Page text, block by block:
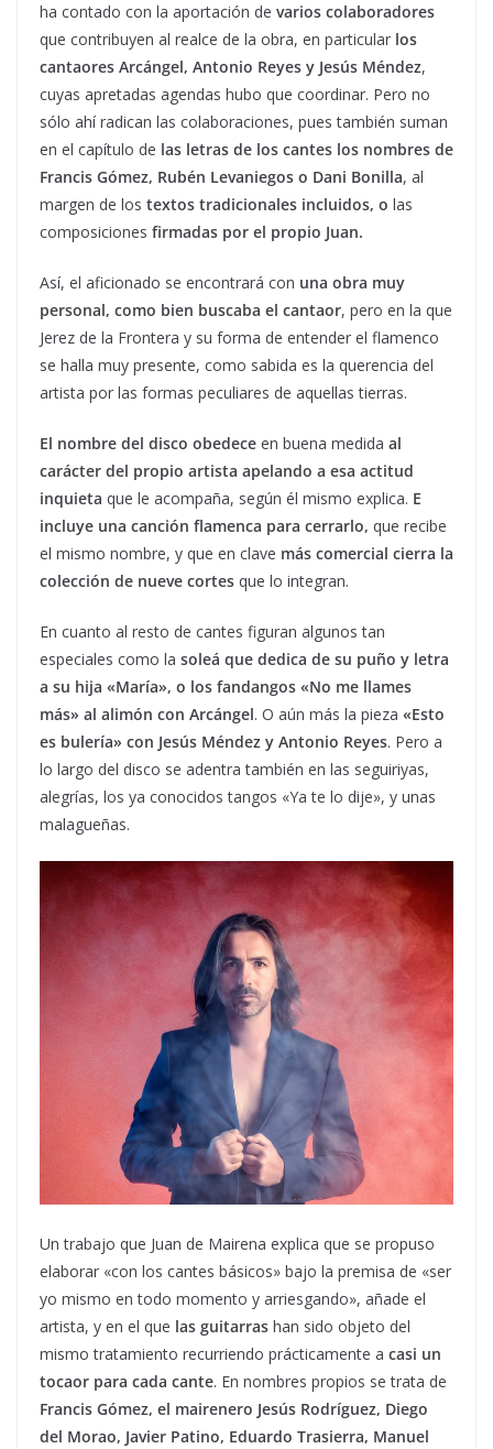
ha contado con la aportación de varios colaboradores
que contribuyen al realce de la obra, en particular los
cantaores Arcángel, Antonio Reyes y Jesús Méndez,
cuyas apretadas agendas hubo que coordinar. Pero no
sólo ahí radican las colaboraciones, pues también suman
en el capítulo de las letras de los cantes los nombres de
Francis Gómez, Rubén Levaniegos o Dani Bonilla, al
margen de los textos tradicionales incluidos, o las
composiciones firmadas por el propio Juan.
Así, el aficionado se encontrará con una obra muy
personal, como bien buscaba el cantaor, pero en la que
Jerez de la Frontera y su forma de entender el flamenco
se halla muy presente, como sabida es la querencia del
artista por las formas peculiares de aquellas tierras.
El nombre del disco obedece en buena medida al
carácter del propio artista apelando a esa actitud
inquieta que le acompaña, según él mismo explica. E
incluye una canción flamenca para cerrarlo, que recibe
el mismo nombre, y que en clave más comercial cierra la
colección de nueve cortes que lo integran.
En cuanto al resto de cantes figuran algunos tan
especiales como la soleá que dedica de su puño y letra
a su hija «María», o los fandangos «No me llames
más» al alimón con Arcángel. O aún más la pieza «Esto
es bulería» con Jesús Méndez y Antonio Reyes. Pero a
lo largo del disco se adentra también en las seguiriyas,
alegrías, los ya conocidos tangos «Ya te lo dije», y unas
malagueñas.
Un trabajo que Juan de Mairena explica que se propuso
elaborar «con los cantes básicos» bajo la premisa de «ser
yo mismo en todo momento y arriesgando», añade el
artista, y en el que las guitarras han sido objeto del
mismo tratamiento recurriendo prácticamente a casi un
tocaor para cada cante. En nombres propios se trata de
Francis Gómez, el mairenero Jesús Rodríguez, Diego
del Morao, Javier Patino, Eduardo Trasierra, Manuel